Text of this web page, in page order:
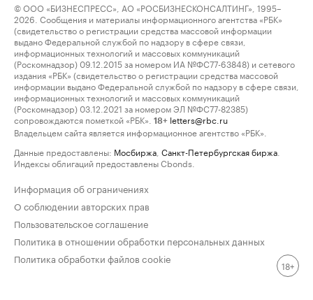
© ООО «БИЗНЕСПРЕСС», АО «РОСБИЗНЕСКОНСАЛТИНГ», 1995–
2026. Сообщения и материалы информационного агентства «РБК»
(свидетельство о регистрации средства массовой информации
выдано Федеральной службой по надзору в сфере связи,
информационных технологий и массовых коммуникаций
(Роскомнадзор) 09.12.2015 за номером ИА №ФС77-63848) и сетевого
издания «РБК» (свидетельство о регистрации средства массовой
информации выдано Федеральной службой по надзору в сфере связи,
информационных технологий и массовых коммуникаций
(Роскомнадзор) 03.12.2021 за номером ЭЛ №ФС77-82385)
сопровождаются пометкой «РБК».
18+ letters@rbc.ru
Владельцем сайта является информационное агентство «РБК».
Данные предоставлены: Мосбиржа Санкт-Петербургская биржа
Индексы облигаций предоставлены Cbonds.
Информация об ограничениях
О соблюдении авторских прав
Пользовательское соглашение
Политика в отношении обработки персональных данных
Политика обработки файлов cookie
18+